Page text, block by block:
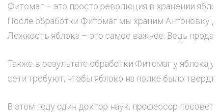
Фитомаг – это просто революция в хранении
После обработки Фитомаг мы храним Антоновку
Лежкость яблока – это самое важное. Ведь
Также в результате обработки Фитомаг у яблока
сети требуют, чтобы яблоко на полке было
В этом году один доктор наук, профессор